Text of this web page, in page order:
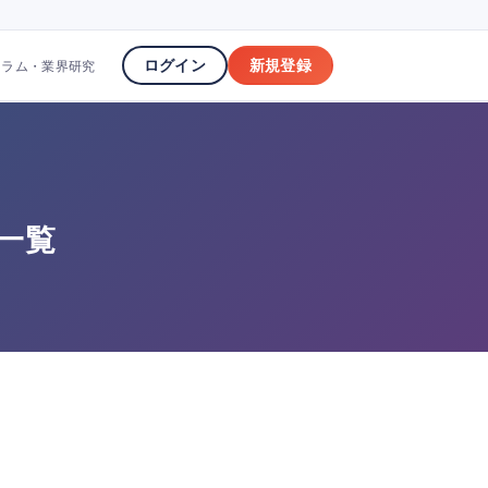
ム・業界研究 ログイン 新規登録
覧